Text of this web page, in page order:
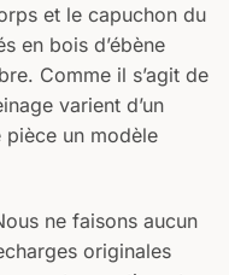
et le capuchon du
en bois d’ébène
Comme il s’agit de
varient d’un
pièce un modèle
ne faisons aucun
originales